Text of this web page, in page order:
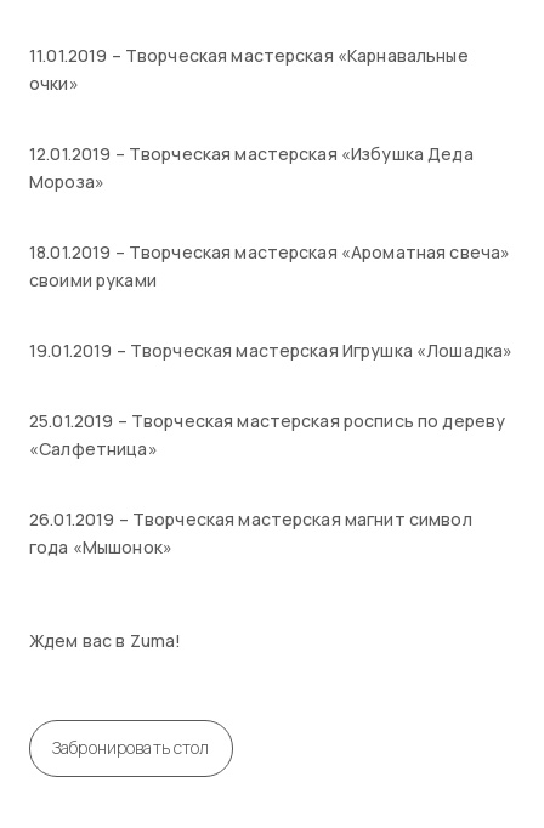
11.01.2019 – Творческая мастерская «Карнавальные
очки»
12.01.2019 – Творческая мастерская «Избушка Деда
Мороза»
18.01.2019 – Творческая мастерская «Ароматная свеча»
своими руками
19.01.2019 – Творческая мастерская Игрушка «Лошадка»
25.01.2019 – Творческая мастерская роспись по дереву
«Салфетница»
26.01.2019 – Творческая мастерская магнит символ
года «Мышонок»
Ждем вас в Zuma!
Забронировать стол